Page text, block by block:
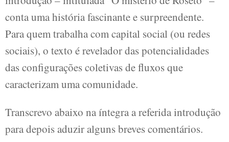
conta uma história fascinante e surpreendente.
Para quem trabalha com capital social (ou redes
sociais), o texto é revelador das potencialidades
das configurações coletivas de fluxos que
caracterizam uma comunidade.
Transcrevo abaixo na íntegra a referida introdução
para depois aduzir alguns breves comentários.